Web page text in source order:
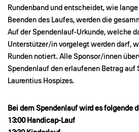
Rundenband und entscheidet, wie
Beenden des Laufes, werden die
Auf der Spendenlauf-Urkunde, welche
Unterstützer/in vorgelegt werden darf,
Runden notiert. Alle Sponsor/innen
Spendenlauf den erlaufenen Betrag auf
Laurentius Hospizes.
Bei dem Spendenlauf wird es folgende
13:00 Handicap-Lauf